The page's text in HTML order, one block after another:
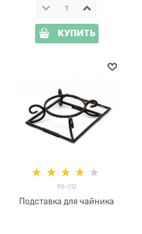
КУПИТЬ
98-012
Подставка для чайника